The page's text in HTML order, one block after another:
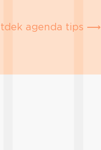
agenda tips ⟶